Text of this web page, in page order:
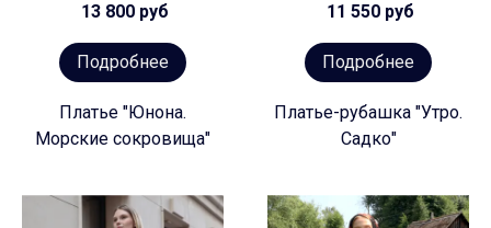
13 800 руб
Подробнее
Платье "Юнона.
Морские сокровища"
11 550 руб
Подробнее
Платье-рубашка "Утро.
Садко"